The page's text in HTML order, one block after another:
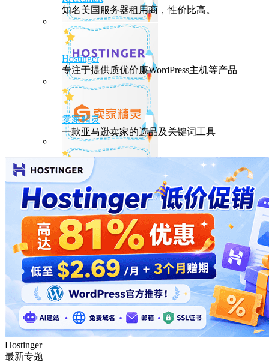
知名美国服务器租用商，性价比高。
Hostinger
专注于提供质优价廉WordPress主机等产品
卖家精灵
一款亚马逊卖家的选品及关键词工具
HostEase
性能出众的高性价比美国主机，年付六折
DMIT
专注于高品质线路的VPS云服务器
Hostinger
最新专题